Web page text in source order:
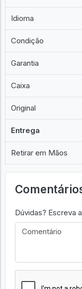
Idioma
Condição
Garantia
Caixa
Original
Entrega
Retirar em Mãos
Dúvidas? Escreva